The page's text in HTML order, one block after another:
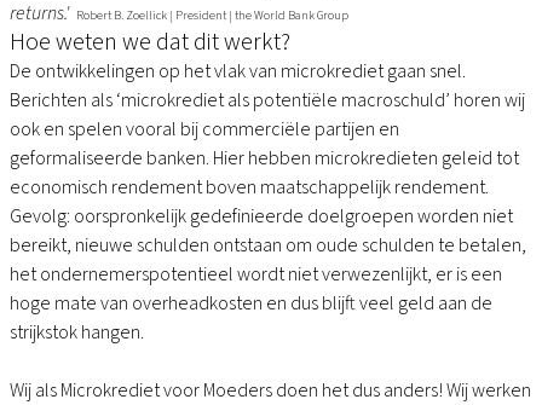
returns.' Robert B. Zoellick | President | the World Bank Group
Hoe weten we dat dit werkt?
De ontwikkelingen op het vlak van microkrediet gaan snel.
Berichten als ‘microkrediet als potentiële macroschuld’ horen wij
ook en spelen vooral bij commerciële partijen en
geformaliseerde banken. Hier hebben microkredieten geleid tot
economisch rendement boven maatschappelijk rendement.
Gevolg: oorspronkelijk gedefinieerde doelgroepen worden niet
bereikt, nieuwe schulden ontstaan om oude schulden te betalen,
het ondernemerspotentieel wordt niet verwezenlijkt, er is een
hoge mate van overheadkosten en dus blijft veel geld aan de
strijkstok hangen.
Wij als Microkrediet voor Moeders doen het dus anders! Wij werken